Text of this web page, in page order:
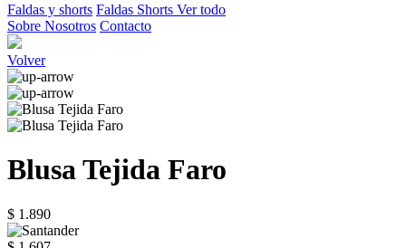
Faldas y shorts Faldas Shorts Ver todo
Sobre Nosotros Contacto
Volver
Blusa Tejida Faro
$ 1.890